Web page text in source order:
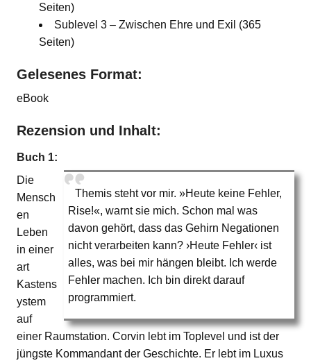
Seiten)
Sublevel 3 – Zwischen Ehre und Exil (365
Seiten)
Gelesenes Format:
eBook
Rezension und Inhalt:
Buch 1:
Themis steht vor mir. »Heute keine Fehler,
Rise!«, warnt sie mich. Schon mal was
davon gehört, dass das Gehirn Negationen
nicht verarbeiten kann? ›Heute Fehler‹ ist
alles, was bei mir hängen bleibt. Ich werde
Fehler machen. Ich bin direkt darauf
programmiert.
Die
Mensch
en
Leben
in einer
art
Kastens
ystem
auf
einer Raumstation. Corvin lebt im Toplevel und ist der
jüngste Kommandant der Geschichte. Er lebt im Luxus